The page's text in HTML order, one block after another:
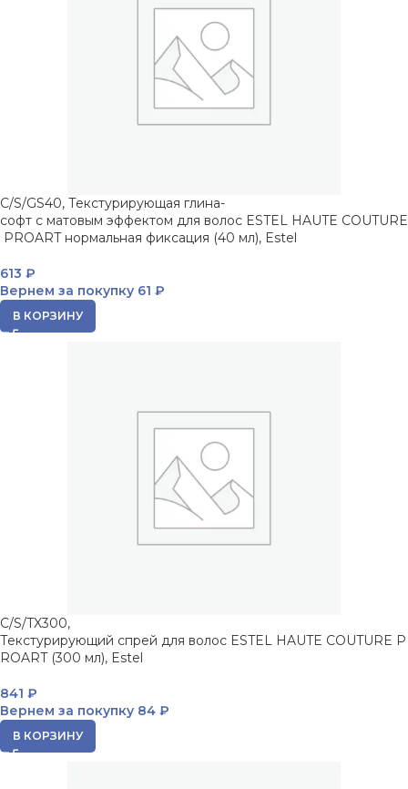
C/S/GS40, Текстурирующая глина-
софт с матовым эффектом для волос ESTEL HAUTE COUTURE
PROART нормальная фиксация (40 мл), Estel
613 ₽
Вернем за покупку 61 ₽
В КОРЗИНУ
C/S/TX300,
Текстурирующий спрей для волос ESTEL HAUTE COUTURE P
ROART (300 мл), Estel
841 ₽
Вернем за покупку 84 ₽
В КОРЗИНУ